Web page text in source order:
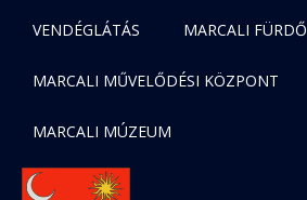
VENDÉGLÁTÁS MARCALI FÜRDŐ
MARCALI MŰVELŐDÉSI KÖZPONT
MARCALI MÚZEUM